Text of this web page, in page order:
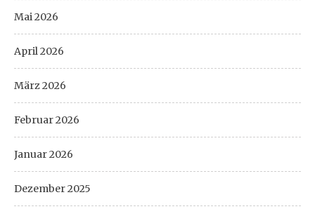
Mai 2026
April 2026
März 2026
Februar 2026
Januar 2026
Dezember 2025